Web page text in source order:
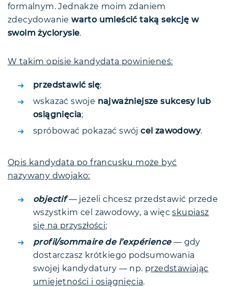
formalnym. Jednakże moim zdaniem
zdecydowaniewarto umieścić taką sekcję w
swoim życiorysie.
W takim opisie kandydata powinieneś:
przedstawić się;
wskazać swoje najważniejsze sukcesy lub
osiągnięcia;
spróbować pokazać swójcel zawodowy.
Opis kandydata po francusku może być
nazywany dwojako:
objectif — jeżeli chcesz przedstawić przede
wszystkim cel zawodowy, a więcskupiasz
się na przyszłości;
profil/sommaire de l’expérience— gdy
dostarczasz krótkiego podsumowania
swojej kandydatury — np. przedstawiając
umiejętności i osiągnięcia.